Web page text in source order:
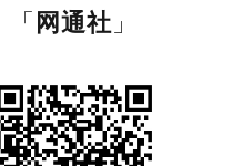
「 网通社 」